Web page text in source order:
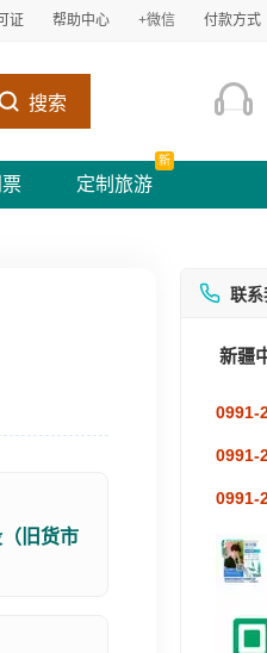
证 帮助中心 +微信 付款方式
搜索
定制旅游
新
旧货市
联系
新疆
0991-
0991-
0991-